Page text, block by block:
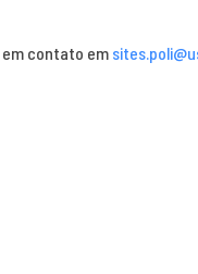
contato em